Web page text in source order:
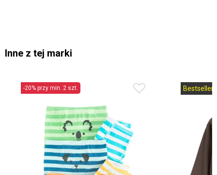
Inne z tej marki
-20% przy min. 2 szt. Bestseller